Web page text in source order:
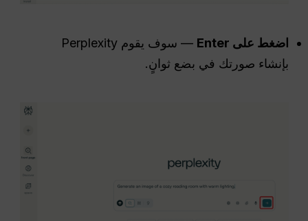
اضغط على Enter
— سوف يقوم Perplexity
بإنشاء صورتك في بضع ثوانٍ.